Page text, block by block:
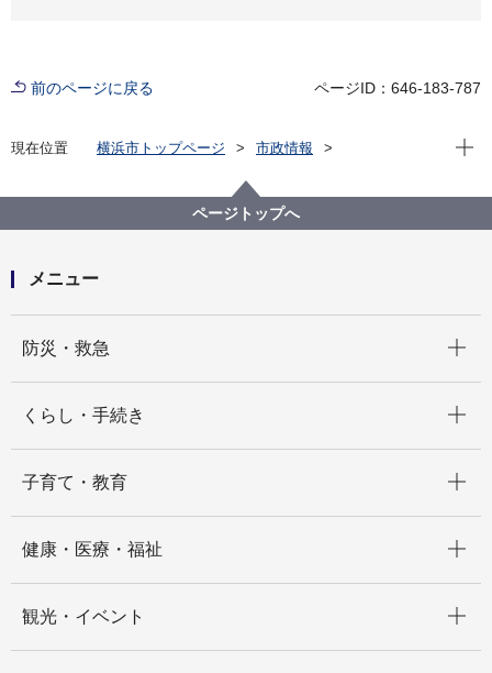
前のページに戻る ページID：646-183-787
現在位置 横浜市トップページ
市政情報
現在
ページトップへ
メニュー
防災・救急
くらし・手続き
子育て・教育
健康・医療・福祉
観光・イベント